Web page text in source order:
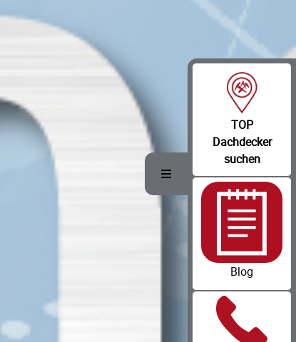
Toggle Menu
TOP
Dachdecker
suchen
Blog